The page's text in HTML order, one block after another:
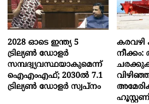
2028 ഓടെ ഇന്ത്യ 5
ട്രില്യണ്‍ ഡോളര്‍
സമ്പദ്വ്യവസ്ഥയാകുമെന്ന്
ഐഎംഎഫ്; 2030ല്‍ 7.1
ട്രില്യണ്‍ ഡോളര്‍ സ്വപ്നം
നീക്കം: